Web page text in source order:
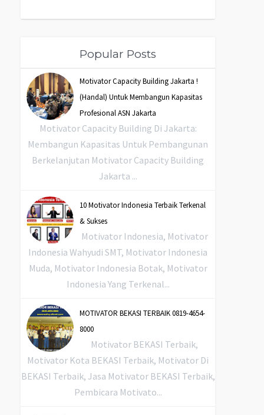
Popular Posts
Motivator Capacity Building Jakarta !
(Handal) Untuk Membangun Kapasitas
Profesional ASN Jakarta
Motivator Capacity Building Di Jakarta:
Membangun Kapasitas Untuk Pembangunan
Berkelanjutan Motivator Capacity Building
Jakarta ...
10 Motivator Indonesia Terbaik Terkenal
& Sukses
Motivator Indonesia, Motivator
Indonesia Wahyudi SMT, Motivator Indonesia
Muda, Motivator Indonesia Botak, Motivator
Indonesia Yang Terkenal...
MOTIVATOR BEKASI TERBAIK 0819-4654-
8000
Motivator BEKASI Terbaik,
Motivator Kota BEKASI Terbaik, Motivator Di
BEKASI Terbaik, Jasa Motivator BEKASI Terbaik,
Pembicara Motivato...